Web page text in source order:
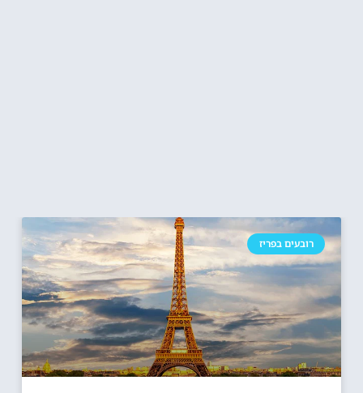
רובעים בפריז